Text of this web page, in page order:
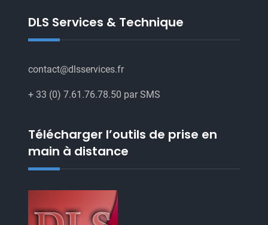
DLS Services & Technique
contact@dlsservices.fr
+ 33 (0) 7.61.76.78.50 par SMS
Télécharger l’outils de prise en
main à distance